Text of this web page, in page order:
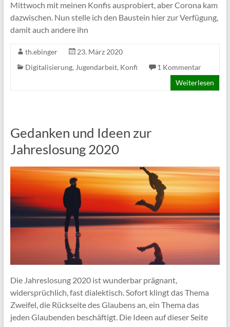
Mittwoch mit meinen Konfis ausprobiert, aber Corona kam
dazwischen. Nun stelle ich den Baustein hier zur Verfügung,
damit auch andere ihn
th.ebinger
23. März 2020
Digitalisierung, Jugendarbeit, Konfi
1 Kommentar
Weiterlesen
Gedanken und Ideen zur
Jahreslosung 2020
Die Jahreslosung 2020 ist wunderbar prägnant,
widersprüchlich, fast dialektisch. Sofort klingt das Thema
Zweifel, die Rückseite des Glaubens an, ein Thema das
jeden Glaubenden beschäftigt. Die Ideen auf dieser Seite